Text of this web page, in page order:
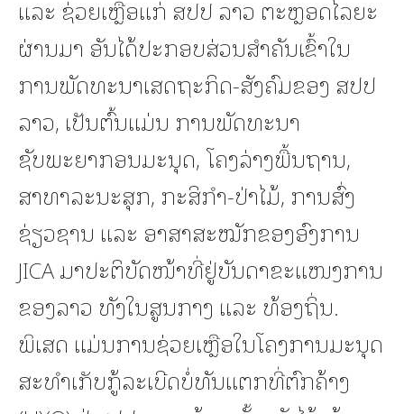
ແລະ ຊ່ວຍເຫຼືອແກ່ ສປປ ລາວ ຕະຫຼອດໄລຍະ
ຜ່ານມາ ອັນໄດ້ປະກອບສ່ວນສໍາຄັນເຂົ້າໃນ
ການພັດທະນາເສດຖະກິດ-ສັງຄົມຂອງ ສປປ
ລາວ, ເປັນຕົ້ນແມ່ນ ການພັດທະນາ
ຊັບພະຍາກອນມະນຸດ, ໂຄງລ່າງພື້ນຖານ,
ສາທາລະນະສຸກ, ກະສິກໍາ-ປ່າໄມ້, ການສົ່ງ
ຊ່ຽວຊານ ແລະ ອາສາສະໝັກຂອງອົງການ
JICA ມາປະຕິບັດໜ້າທີ່ຢູ່ບັນດາຂະແໜງການ
ຂອງລາວ ທັງໃນສູນກາງ ແລະ ທ້ອງຖິ່ນ.
ພິເສດ ແມ່ນການຊ່ວຍເຫຼືອໃນໂຄງການມະນຸດ
ສະທໍາເກັບກູ້ລະເບີດບໍ່ທັນແຕກທີ່ຕົກຄ້າງ